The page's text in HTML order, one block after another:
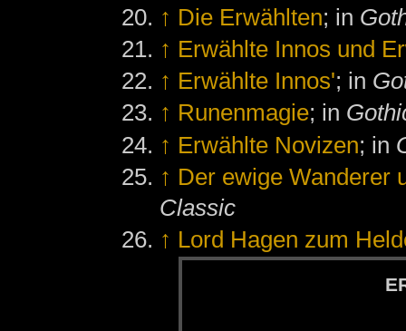
↑ Die Erwählten; in
↑ Erwählte Innos und
↑ Erwählte Innos'; in
↑ Runenmagie; in
↑ Erwählte Novizen; in
↑ Der ewige Wanderer
Classic
↑ Lord Hagen zum